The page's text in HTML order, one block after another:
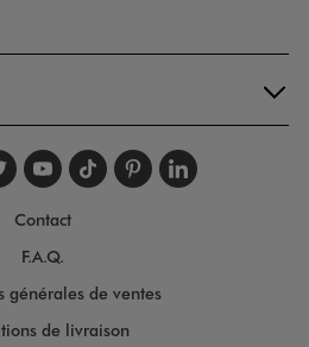
nous sur
nous sur
nous sur
Suivez-nous
Suivez-nous
Suivez-
Contact
F.A.Q.
générales de ventes
de livraison